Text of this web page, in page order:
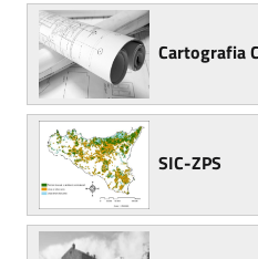
Cartografia
SIC-ZPS